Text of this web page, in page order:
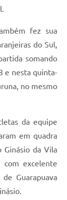
fez sua
do Sul,
somando
e nesta quinta-
no mesmo
da equipe
em quadra
Ginásio da Vila
excelente
Guarapuava